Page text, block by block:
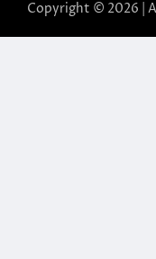
Copyright © 2026 |